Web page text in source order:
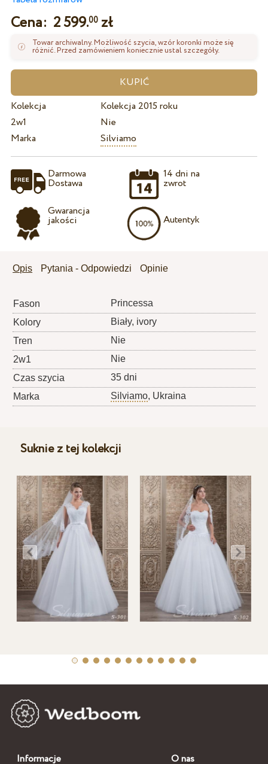
Cena: 2 599.00zł
Towar archiwalny. Możliwość szycia, wzór koronki może się
różnić. Przed zamówieniem koniecznie ustal szczegóły.
Kolekcja
Kolekcja 2015 roku
2w1
Nie
Marka
Silviamo
Darmowa
Dostawa
Gwarancja
jakości
14 dni na
zwrot
Autentyk
Opis Pytania - Odpowiedzi Opinie
Fason
Princessa
Kolory
Biały, ivory
Tren
Nie
2w1
Nie
Czas szycia
35 dni
Marka
Silviamo, Ukraina
Suknie z tej kolekcji
Informacje O nas